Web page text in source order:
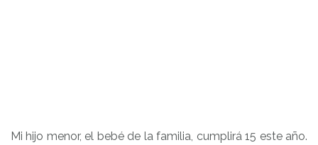
Mi hijo menor, el bebé de la familia, cumplirá 15 este año.